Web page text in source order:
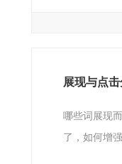
展现与点
哪些词展现
了，如何增